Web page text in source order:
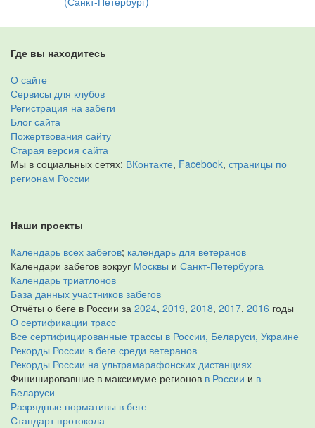
Где вы находитесь
О сайте
Сервисы для клубов
Регистрация на забеги
Блог сайта
Пожертвования сайту
Старая версия сайта
Мы в социальных сетях: ВКонтакте, Facebook, страницы по
регионам России
Наши проекты
Календарь всех забегов; календарь для ветеранов
Календари забегов вокруг Москвы и Санкт-Петербурга
Календарь триатлонов
База данных участников забегов
Отчёты о беге в России за 2024, 2019, 2018, 2017, 2016 годы
О сертификации трасс
Все сертифицированные трассы в России, Беларуси, Украине
Рекорды России в беге среди ветеранов
Рекорды России на ультрамарафонских дистанциях
Финишировавшие в максимуме регионов в России и в
Беларуси
Разрядные нормативы в беге
Стандарт протокола